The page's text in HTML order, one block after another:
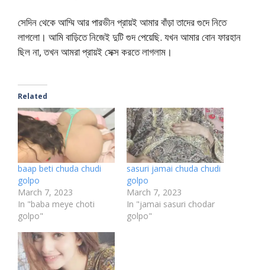
সেদিন থেকে আম্মি আর পারভীন প্রায়ই আমার বাঁড়া তাদের গুদে নিতে
লাগলো। আমি বাড়িতে নিজেই দুটি গুদ পেয়েছি. যখন আমার বোন ফারহান
ছিল না, তখন আমরা প্রায়ই সেক্স করতে লাগলাম।
Related
baap beti chuda chudi
golpo
March 7, 2023
In "baba meye choti
golpo"
sasuri jamai chuda chudi
golpo
March 7, 2023
In "jamai sasuri chodar
golpo"